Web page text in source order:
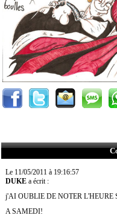
Le 11/05/2011 à 19:16:57
DUKE a écrit :
j'AI OUBLIE DE NOTER L'HEURE
A SAMEDI!